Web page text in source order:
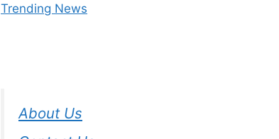
Trending News
About Us